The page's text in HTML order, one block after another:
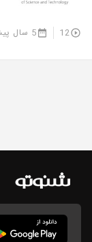
12 5 سال پیش